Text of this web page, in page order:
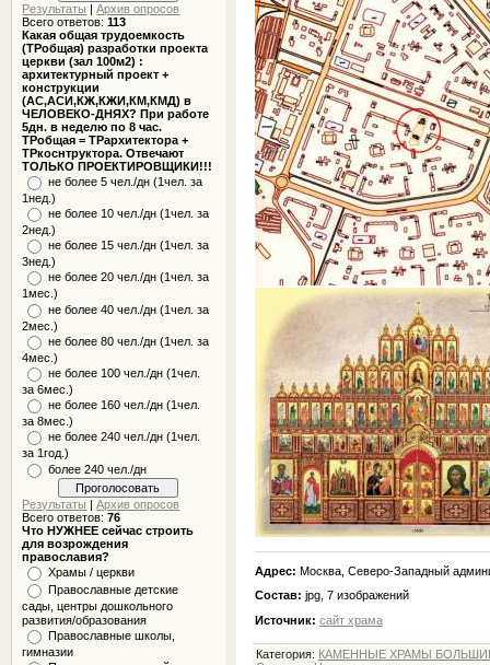
Результаты |Архив опросов
Всего ответов:113
Какая общая трудоемкость
(ТРобщая) разработки проекта
церкви (зал 100м2) :
архитектурный проект +
конструкции
(АС,АСИ,КЖ,КЖИ,КМ,КМД) в
ЧЕЛОВЕКО-ДНЯХ? При работе
5дн. в неделю по 8 час.
ТРобщая = ТРархитектора +
ТРкоснтруктора. Отвечают
ТОЛЬКО ПРОЕКТИРОВЩИКИ!!!
не более 5 чел./дн (1чел. за
1нед.)
не более 10 чел./дн (1чел. за
2нед.)
не более 15 чел./дн (1чел. за
3нед.)
не более 20 чел./дн (1чел. за
1мес.)
не более 40 чел./дн (1чел. за
2мес.)
не более 80 чел./дн (1чел. за
4мес.)
не более 100 чел./дн (1чел.
за 6мес.)
не более 160 чел./дн (1чел.
за 8мес.)
не более 240 чел./дн (1чел.
за 1год.)
более 240 чел./дн
Результаты |Архив опросов
Всего ответов:76
Что НУЖНЕЕ сейчас строить
для возрождения
православия?
Храмы / церкви
Православные детские
сады, центры дошкольного
развития/образования
Православные школы,
гимназии
Адрес: Москва, Северо-Западный
Состав: jpg, 7 изображений
Источник: сайт храма
Категория: КАМЕННЫЕ ХРАМЫ